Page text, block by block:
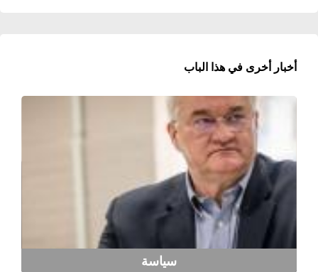
أخبار أخرى في هذا الباب
سياسة